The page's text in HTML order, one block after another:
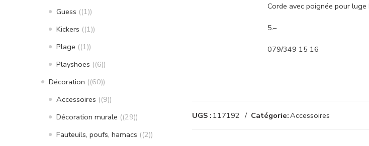
Corde avec poignée pour luge
5.–
079/349 15 16
UGS : 117192 Catégorie:Accessoires
Guess (1)
Kickers (1)
Plage (1)
Playshoes (6)
Décoration (60)
Accessoires (9)
Décoration murale (29)
Fauteuils, poufs, hamacs (2)